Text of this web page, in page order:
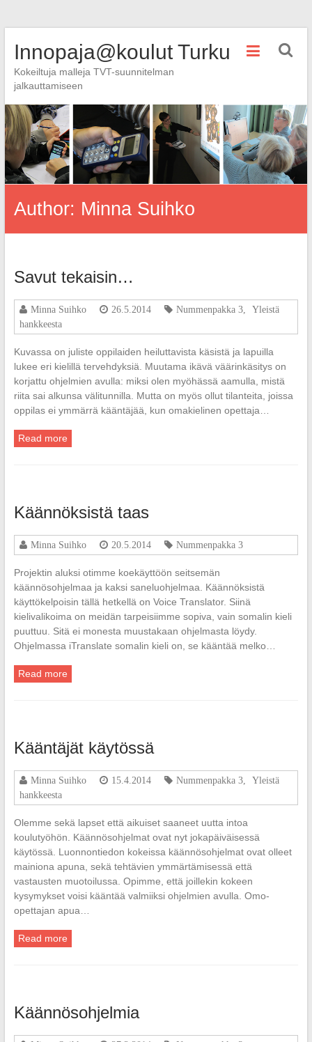
Innopaja@koulut Turku
Kokeiltuja malleja TVT-suunnitelman
jalkauttamiseen
Author: Minna Suihko
Savut tekaisin…
Minna Suihko 26.5.2014 Nummenpakka 3,
Yleistä
hankkeesta
Kuvassa on juliste oppilaiden heiluttavista käsistä ja lapuilla
lukee eri kielillä tervehdyksiä. Muutama ikävä väärinkäsitys on
korjattu ohjelmien avulla: miksi olen myöhässä aamulla, mistä
riita sai alkunsa välitunnilla. Mutta on myös ollut tilanteita, joissa
oppilas ei ymmärrä kääntäjää, kun omakielinen opettaja…
Read more
Käännöksistä taas
Minna Suihko 20.5.2014 Nummenpakka 3
Projektin aluksi otimme koekäyttöön seitsemän
käännösohjelmaa ja kaksi saneluohjelmaa. Käännöksistä
käyttökelpoisin tällä hetkellä on Voice Translator. Siinä
kielivalikoima on meidän tarpeisiimme sopiva, vain somalin kieli
puuttuu. Sitä ei monesta muustakaan ohjelmasta löydy.
Ohjelmassa iTranslate somalin kieli on, se kääntää melko…
Read more
Kääntäjät käytössä
Minna Suihko 15.4.2014 Nummenpakka 3,
Yleistä
hankkeesta
Olemme sekä lapset että aikuiset saaneet uutta intoa
koulutyöhön. Käännösohjelmat ovat nyt jokapäiväisessä
käytössä. Luonnontiedon kokeissa käännösohjelmat ovat olleet
mainiona apuna, sekä tehtävien ymmärtämisessä että
vastausten muotoilussa. Opimme, että joillekin kokeen
kysymykset voisi kääntää valmiiksi ohjelmien avulla. Omo-
opettajan apua…
Read more
Käännösohjelmia